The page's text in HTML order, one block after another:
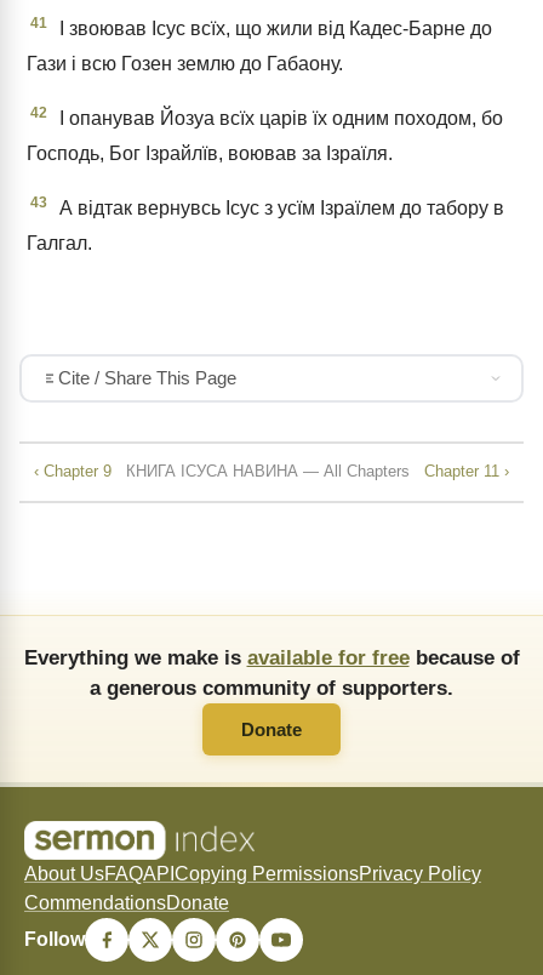
41
І звоював Ісус всїх, що жили від Кадес-Барне до
Гази і всю Гозен землю до Габаону.
42
І опанував Йозуа всїх царів їх одним походом, бо
Господь, Бог Ізрайлїв, воював за Ізраїля.
43
А відтак вернувсь Ісус з усїм Ізраїлем до табору в
Галгал.
Cite / Share This Page
‹ Chapter 9 КНИГА ІСУСА НАВИНА — All Chapters Chapter 11 ›
Everything we make is available for freebecause of
a generous community of supporters.
Donate
About UsFAQAPI Copying PermissionsPrivacy Policy
CommendationsDonate
Follow